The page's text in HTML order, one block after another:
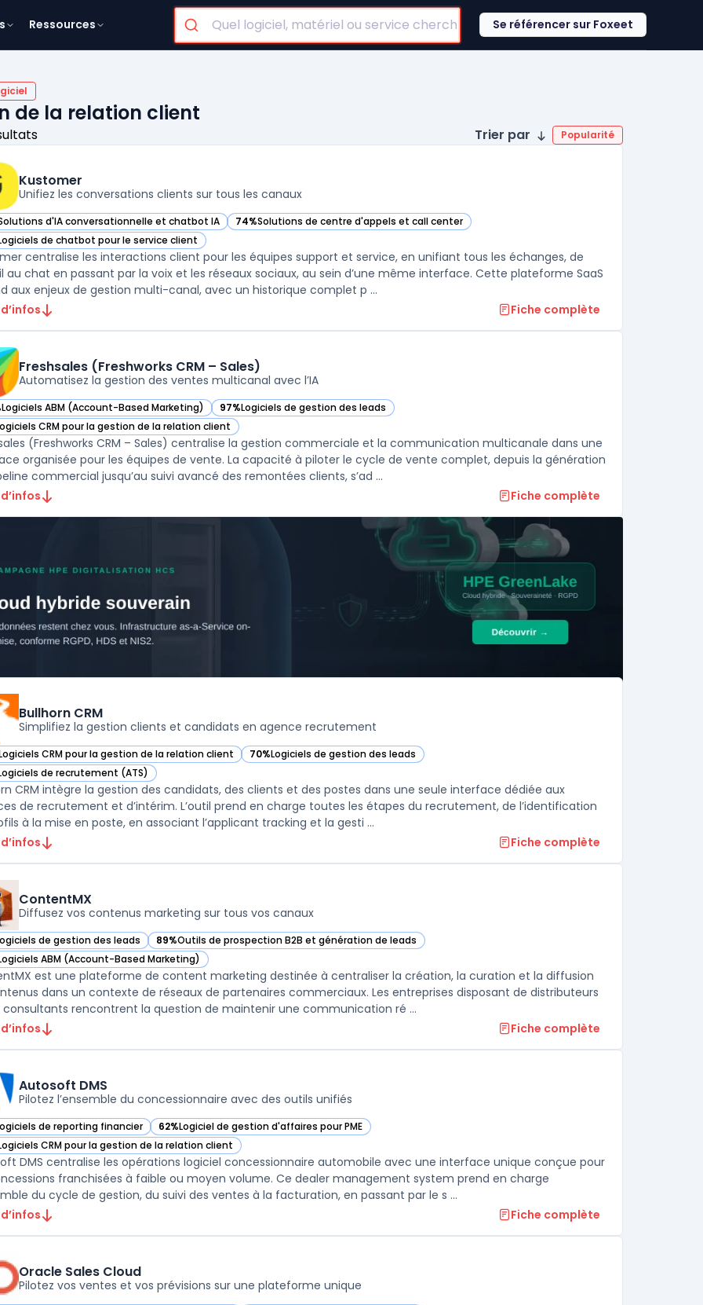
Ressources Se référencer sur Foxeet
de la relation client
Trier par Popularité
Kustomer
Unifiez les conversations clients sur tous les canaux
d'IA conversationnelle et chatbot IA
Kustomer dans cette catégorie 74%Solutions de centre d'appels et call center
— voir Kustomer dans cette catégorie
de chatbot pour le service client
Kustomer dans cette catégorie
centralise les interactions client pour les équipes support et service, en unifiant tous les échanges, de
au chat en passant par la voix et les réseaux sociaux, au sein d’une même interface. Cette plateforme SaaS
aux enjeux de gestion multi-canal, avec un historique complet p ...
Fiche complète
Freshsales (Freshworks CRM – Sales)
Automatisez la gestion des ventes multicanal avec l’IA
Logiciels ABM (Account-Based Marketing)
Freshsales (Freshworks CRM – Sales) dans cette catégorie
97%Logiciels de gestion des leads
— voir Freshsales (Freshworks CRM – Sales) dans cette catégorie
CRM pour la gestion de la relation client
Freshsales (Freshworks CRM – Sales) dans cette catégorie
(Freshworks CRM – Sales) centralise la gestion commerciale et la communication multicanale dans une
organisée pour les équipes de vente. La capacité à piloter le cycle de vente complet, depuis la génération
commercial jusqu’au suivi avancé des remontées clients, s’ad ...
Fiche complète
Bullhorn CRM
Simplifiez la gestion clients et candidats en agence recrutement
CRM pour la gestion de la relation client
Bullhorn CRM dans cette catégorie 70%Logiciels de gestion des leads
— voir Bullhorn CRM dans cette catégorie
de recrutement (ATS)
Bullhorn CRM dans cette catégorie
CRM intègre la gestion des candidats, des clients et des postes dans une seule interface dédiée aux
de recrutement et d’intérim. L’outil prend en charge toutes les étapes du recrutement, de l’identification
à la mise en poste, en associant l’applicant tracking et la gesti ...
Fiche complète
ContentMX
Diffusez vos contenus marketing sur tous vos canaux
de gestion des leads
ContentMX dans cette catégorie
89%Outils de prospection B2B et génération de leads
— voir ContentMX dans cette catégorie
ABM (Account-Based Marketing)
ContentMX dans cette catégorie
est une plateforme de content marketing destinée à centraliser la création, la curation et la diffusion
dans un contexte de réseaux de partenaires commerciaux. Les entreprises disposant de distributeurs
consultants rencontrent la question de maintenir une communication ré ...
Fiche complète
Autosoft DMS
Pilotez l’ensemble du concessionnaire avec des outils unifiés
de reporting financier
Autosoft DMS dans cette catégorie
62%Logiciel de gestion d'affaires pour PME
— voir Autosoft DMS dans cette catégorie
CRM pour la gestion de la relation client
Autosoft DMS dans cette catégorie
DMS centralise les opérations logiciel concessionnaire automobile avec une interface unique conçue pour
franchisées à faible ou moyen volume. Ce dealer management system prend en charge
du cycle de gestion, du suivi des ventes à la facturation, en passant par le s ...
Fiche complète
Oracle Sales Cloud
Pilotez vos ventes et vos prévisions sur une plateforme unique